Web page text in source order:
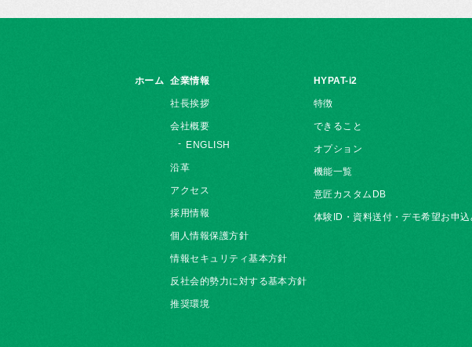
ホーム 企業情報
社長挨拶
会社概要
ENGLISH
沿革
アクセス
採用情報
個人情報保護方針
情報セキュリティ基本方針
反社会的勢力に対する基本方針
推奨環境
HYPAT-i2
特徴
できること
オプション
機能一覧
意匠カスタムDB
体験ID・資料送付・デモ希望お申込